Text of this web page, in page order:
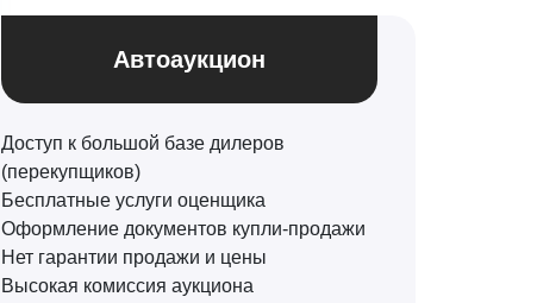
Автоаукцион
Доступ к большой базе дилеров
(перекупщиков)
Бесплатные услуги оценщика
Оформление документов купли-продажи
Нет гарантии продажи и цены
Высокая комиссия аукциона